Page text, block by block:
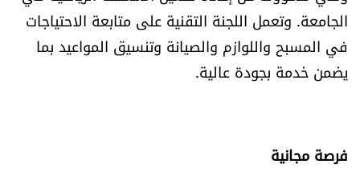
Digital solutions by
الجامعة. وتعمل اللجنة التقنية على متابعة الاحتياجات
في المسبح واللوازم والصيانة وتنسيق المواعيد بما
يضمن خدمة بجودة عالية.
فرصة مجانية